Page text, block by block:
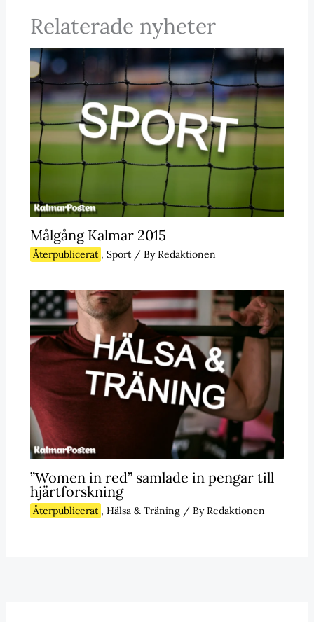
Relaterade nyheter
Målgång Kalmar 2015
Återpublicerat , Sport/ ByRedaktionen
”Women in red” samlade in pengar till
hjärtforskning
Återpublicerat , Hälsa & Träning/ ByRedaktionen